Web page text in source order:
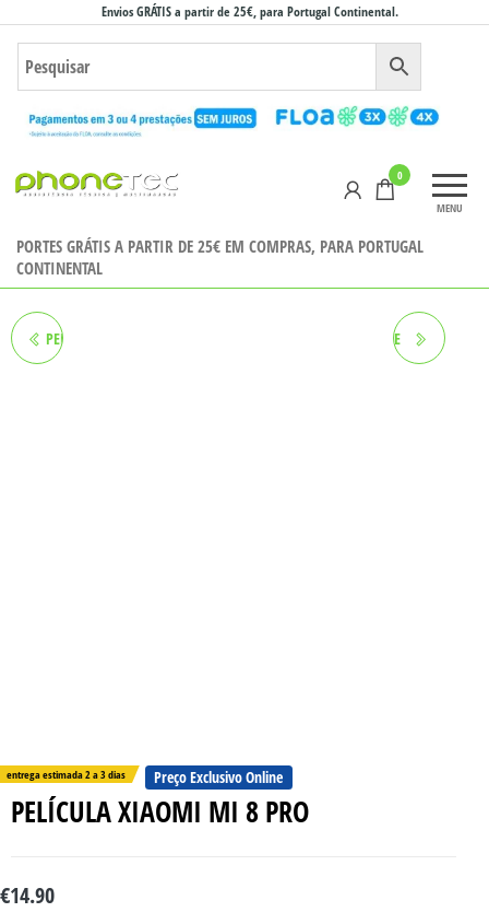
para
conteúdo
Envios GRÁTIS a partir de 25€, para Portugal Continental.
Online
MENU
0
PORTES GRÁTIS A PARTIR DE 25€ EM COMPRAS, PARA PORTUGAL
CONTINENTAL
PELÍCULA XIAOMI REDMI 6/6A PELÍCULA XIAOMI MI 10 LITE
entrega estimada 2 a 3 dias Preço Exclusivo Online
PELÍCULA XIAOMI MI 8 PRO
€14.90